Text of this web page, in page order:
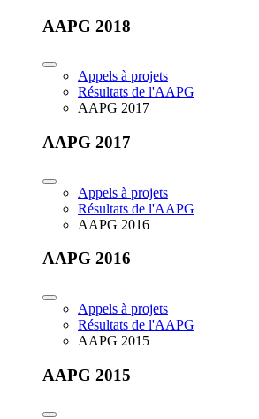
AAPG 2018
Appels à projets
Résultats de l'AAPG
AAPG 2017
AAPG 2017
Appels à projets
Résultats de l'AAPG
AAPG 2016
AAPG 2016
Appels à projets
Résultats de l'AAPG
AAPG 2015
AAPG 2015